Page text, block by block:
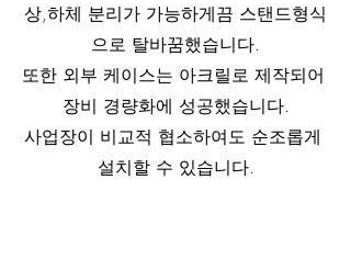
상,하체 분리가 가능하게끔 스탠드형식
으로 탈바꿈했습니다.
또한 외부 케이스는 아크릴로 제작되어
장비 경량화에 성공했습니다.
사업장이 비교적 협소하여도 순조롭게
설치할 수 있습니다.